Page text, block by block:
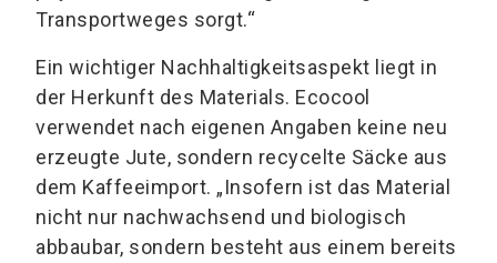
Transportweges sorgt.“
Ein wichtiger Nachhaltigkeitsaspekt liegt in
der Herkunft des Materials. Ecocool
verwendet nach eigenen Angaben keine neu
erzeugte Jute, sondern recycelte Säcke aus
dem Kaffeeimport. „Insofern ist das Material
nicht nur nachwachsend und biologisch
abbaubar, sondern besteht aus einem bereits